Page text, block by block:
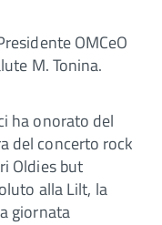
OMCeO
M. Tonina.
ha onorato del
del concerto rock
Oldies but
alla Lilt, la
giornata